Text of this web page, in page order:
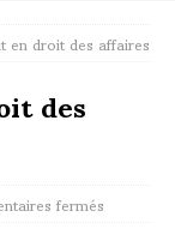
en droit des affaires
des
fermés